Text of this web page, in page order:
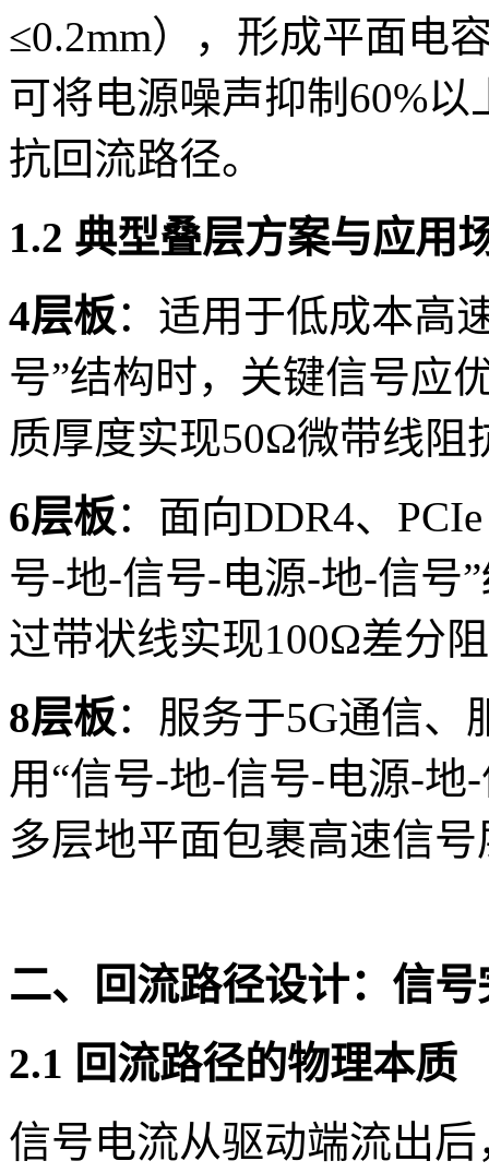
≤0.2mm），形成平面电
可将电源噪声抑制60%
抗回流路径。
1.2 典型叠层方案与应用
4层板：适用于低成本高
号”结构时，关键信号应
质厚度实现50Ω微带线阻
6层板：面向DDR4、
号-地-信号-电源-地-信号
过带状线实现100Ω差分
8层板：服务于5G通信
用“信号-地-信号-电源-
多层地平面包裹高速信
二、回流路径设计：信
2.1 回流路径的物理本质
信号电流从驱动端流出